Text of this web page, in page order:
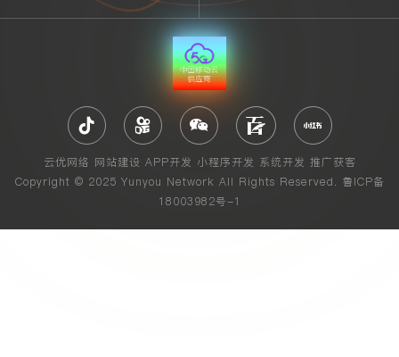
云优网络 网站建设 APP开发 小程序开发 系统开发 推广获客
Copyright © 2025 Yunyou Network All Rights Reserved. 鲁ICP备
18003982号-1